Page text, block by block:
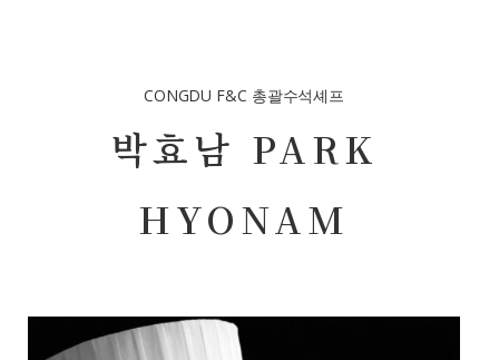
CONGDU F&C 총괄수석셰프
박효남 PARK
HYONAM